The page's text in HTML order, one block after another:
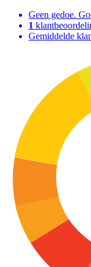
Geen gedoe.
1
Gemiddelde